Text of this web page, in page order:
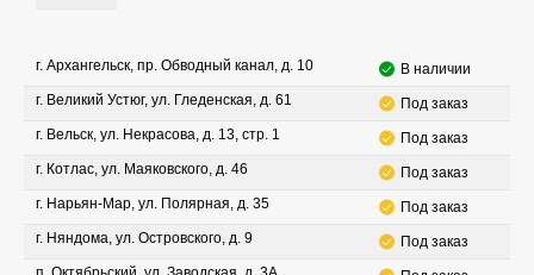
г. Архангельск, пр. Обводный канал, д. 10
В наличии
г. Великий Устюг, ул. Гледенская, д. 61
Под заказ
г. Вельск, ул. Некрасова, д. 13, стр. 1
Под заказ
г. Котлас, ул. Маяковского, д. 46
Под заказ
г. Нарьян-Мар, ул. Полярная, д. 35
Под заказ
г. Няндома, ул. Островского, д. 9
Под заказ